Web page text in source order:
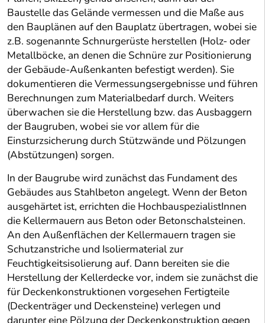
Baustelle das Gelände vermessen und die Maße aus
den Bauplänen auf den Bauplatz übertragen, wobei sie
z.B. sogenannte Schnurgerüste herstellen (Holz- oder
Metallböcke, an denen die Schnüre zur Positionierung
der Gebäude-Außenkanten befestigt werden). Sie
dokumentieren die Vermessungsergebnisse und führen
Berechnungen zum Materialbedarf durch. Weiters
überwachen sie die Herstellung bzw. das Ausbaggern
der Baugruben, wobei sie vor allem für die
Einsturzsicherung durch Stützwände und Pölzungen
(Abstützungen) sorgen.
In der Baugrube wird zunächst das Fundament des
Gebäudes aus Stahlbeton angelegt. Wenn der Beton
ausgehärtet ist, errichten die HochbauspezialistInnen
die Kellermauern aus Beton oder Betonschalsteinen.
An den Außenflächen der Kellermauern tragen sie
Schutzanstriche und Isoliermaterial zur
Feuchtigkeitsisolierung auf. Dann bereiten sie die
Herstellung der Kellerdecke vor, indem sie zunächst die
für Deckenkonstruktionen vorgesehen Fertigteile
(Deckenträger und Deckensteine) verlegen und